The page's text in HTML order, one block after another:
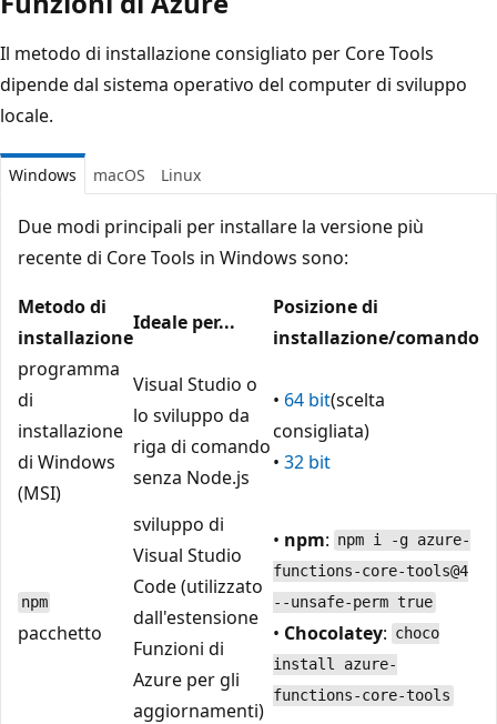
Il metodo di installazione consigliato per Core Tools
dipende dal sistema operativo del computer di sviluppo
locale.
Windows macOS Linux
Due modi principali per installare la versione più
recente di Core Tools in Windows sono:
Metodo di
installazione
Ideale per...
Posizione di
installazione/comando
programma
di
installazione
di Windows
(MSI)
Visual Studio o
lo sviluppo da
riga di comando
senza Node.js
• 64 bit(scelta
consigliata)
• 32 bit
npm
pacchetto
sviluppo di
Visual Studio
Code (utilizzato
dall'estensione
Funzioni di
Azure per gli
aggiornamenti)
• npm: npm i -g azure-
functions-core-tools@4
--unsafe-perm true
• Chocolatey: choco
install azure-
functions-core-tools